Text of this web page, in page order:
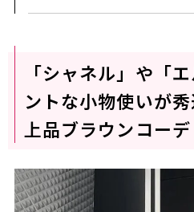
「シャネル」や「
ントな小物使いが
上品ブラウンコーデ